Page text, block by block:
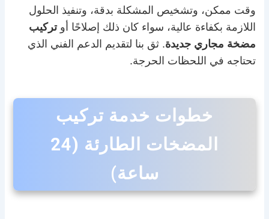
وقت ممكن، وتشخيص المشكلة بدقة، وتنفيذ الحلول
اللازمة بكفاءة عالية، سواء كان ذلك إصلاحًا أوتركيب
مضخة مجاري جديدة. ثق بنا لتقديم الدعم الفني الذي
تحتاجه في اللحظات الحرجة.
خطوات خدمة تركيب
المضخات الطارئة (24
ساعة)